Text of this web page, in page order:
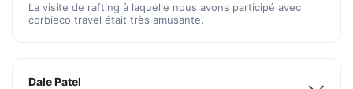
La visite de rafting à laquelle nous avons participé avec
corbieco travel était très amusante.
Dale Patel